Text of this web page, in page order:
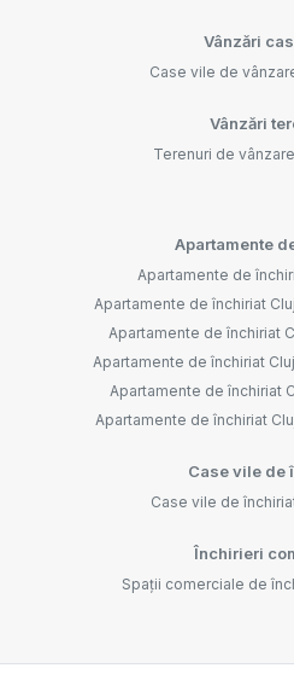
Vânzări
Case vile de
Vânzări
Terenuri de
Apartamente
Apartamente de
Apartamente de închiriat
Apartamente de închiriat
Apartamente de închiriat
Apartamente de închiriat
Apartamente de închiriat
Case vile de
Case vile de
Închirieri
Spații comerciale de